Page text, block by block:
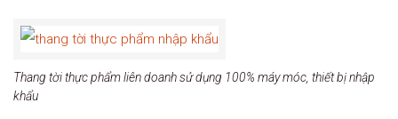
Thang tời thực phẩm liên doanh sử dụng 100% máy móc, thiết bị nhập
khẩu